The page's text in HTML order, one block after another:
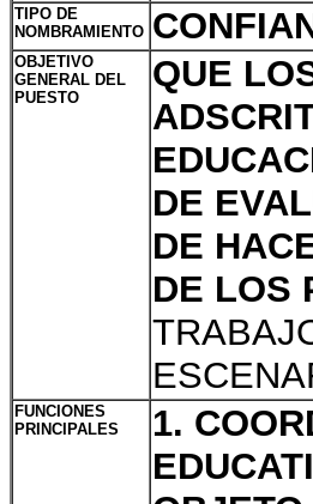
TIPO DE
NOMBRAMIENTO
OBJETIVO
GENERAL DEL
PUESTO
QUE
DE
DE
DE LOS
FUNCIONES
PRINCIPALES
1.